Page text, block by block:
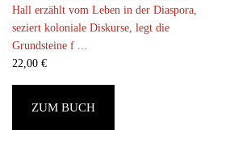
Hall erzählt vom Leben in der Diaspora,
seziert koloniale Diskurse, legt die
Grundsteine f ...
22,00€
ZUM BUCH